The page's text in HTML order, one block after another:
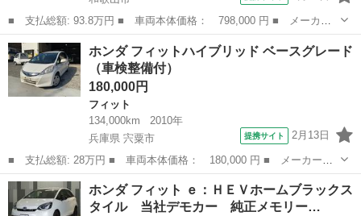
■ 支払総額: 93.8万円 ■ 車両本体価格： 798,000 円 ■ メーカー
名： ホンダ ■ 車種名： フィットハイブリッド ■ グレード
名： Ｆパッケージコンフォートエディション 純正メモリーナビ
リアカメラ スマ...
和歌山 和歌山市 フィット
ホンダ フィットハイブリッド ベースグレード
（車検整備付）
180,000円
フィット
134,000km
2010年
兵庫県 宍粟市
提携サイト 2月13日
■ 支払総額: 28万円 ■ 車両本体価格： 180,000 円 ■ メーカー
名： ホンダ ■ 車種名： フィットハイブリッド ■ グレード
名： ベースグレード ■ 排気量： 1300cc ■ ドア枚数： 5D ■
ミッシ...
兵庫 宍粟市 フィット
ホンダ フィット ｅ：ＨＥＶホームブラックス
タイル 当社デモカー 純正メモリー…